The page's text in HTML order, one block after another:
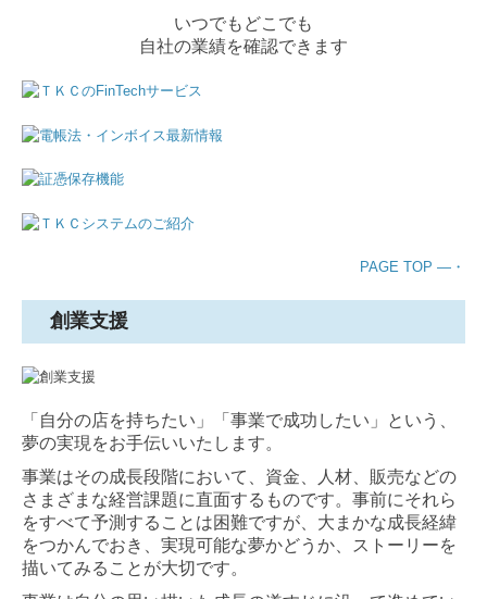
いつでもどこでも
自社の業績を確認できます
PAGE TOP ―・
創業支援
「自分の店を持ちたい」「事業で成功したい」という、
夢の実現をお手伝いいたします。
事業はその成長段階において、資金、人材、販売などの
さまざまな経営課題に直面するものです。事前にそれら
をすべて予測することは困難ですが、大まかな成長経緯
をつかんでおき、実現可能な夢かどうか、ストーリーを
描いてみることが大切です。